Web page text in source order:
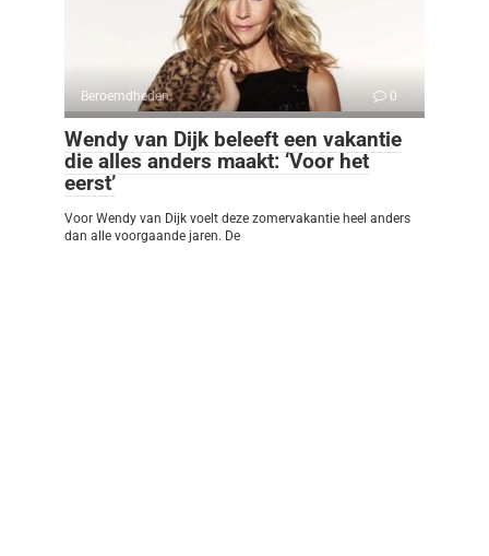
Beroemdheden 0
Wendy van Dijk beleeft een vakantie
die alles anders maakt: ‘Voor het
eerst’
Voor Wendy van Dijk voelt deze zomervakantie heel anders
dan alle voorgaande jaren. De